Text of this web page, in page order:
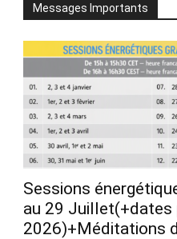
Messages Importants
Sessions
au 29 Juillet(+dates
2026)+Méditations